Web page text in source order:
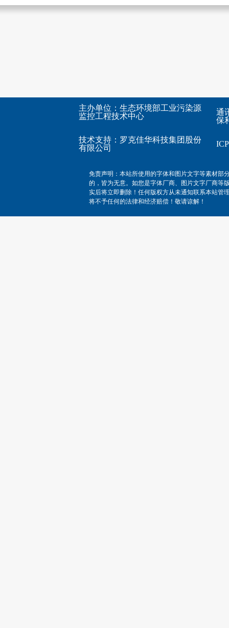
主办单位：生态环境部工业污染源
监控工程技术中心
技术支持： 罗克佳华科技集团股份
有限公司
通
保
免责声明：本站所使用的字体和图片文字等素材部
的，皆为无意。如您是字体厂商、图片文字厂商等
实后将立即删除！任何版权方从未通知联系本站管
将不予任何的法律和经济赔偿！敬请谅解！